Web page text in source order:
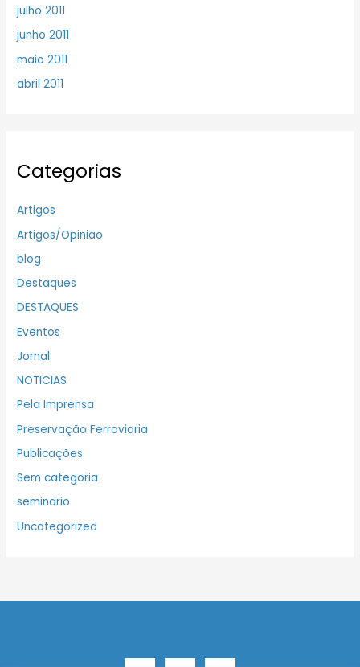
julho 2011
junho 2011
maio 2011
abril 2011
Categorias
Artigos
Artigos/Opinião
blog
Destaques
DESTAQUES
Eventos
Jornal
NOTICIAS
Pela Imprensa
Preservação Ferroviaria
Publicações
Sem categoria
seminario
Uncategorized